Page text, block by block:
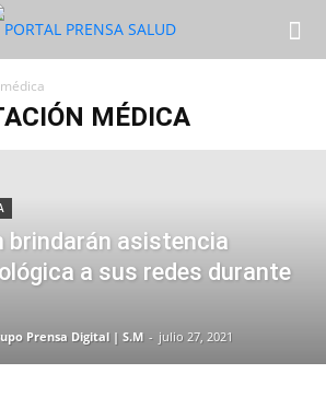
MÉDICA
brindarán asistencia
a sus redes durante
Prensa Digital | S.M - julio 27, 2021